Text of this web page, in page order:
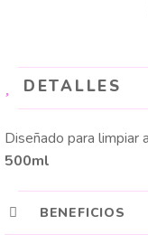
DETALLES
Diseñado para limpiar
500ml
BENEFICIOS